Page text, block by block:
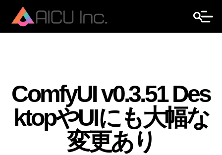
ComfyUI v0.3.51 Des
ktopやUIにも大幅な
変更あり